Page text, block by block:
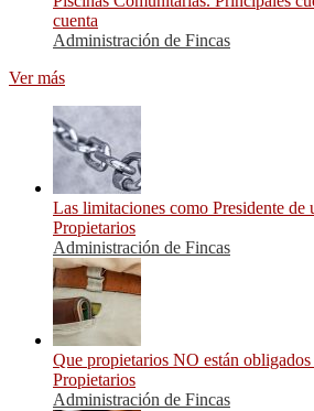
cuenta
Administración de Fincas
Ver más
Las limitaciones como Presidente de
Propietarios
Administración de Fincas
Que propietarios NO están
Propietarios
Administración de Fincas